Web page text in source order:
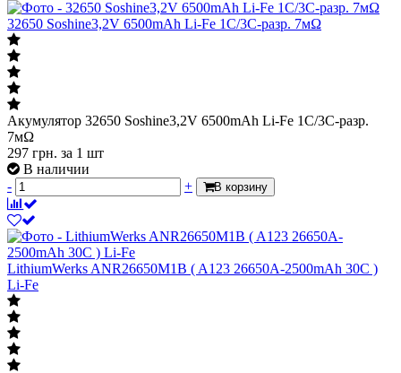
32650 Soshine3,2V 6500mAh Li-Fe 1C/3C-разр. 7мΩ
Акумулятор 32650 Soshine3,2V 6500mAh Li-Fe 1C/3C-разр.
7мΩ
297 грн. за 1 шт
В наличии
-
+ В корзину
LithiumWerks ANR26650M1B ( A123 26650A-2500mAh 30C )
Li-Fe